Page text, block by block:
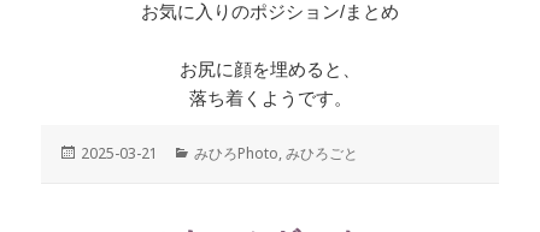
お気に入りのポジション/まとめ
お尻に顔を埋めると、
落ち着くようです。
投
2025-03-21
カ
みひろPhoto,みひろごと